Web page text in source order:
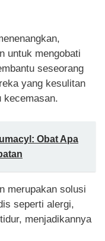
untuk mengobati
seseorang
yang kesulitan
kecemasan.
Obat Apa
merupakan solusi
seperti alergi,
menjadikannya